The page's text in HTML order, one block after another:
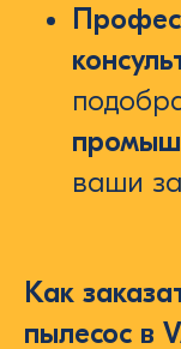
ваши
Как
пылесос в